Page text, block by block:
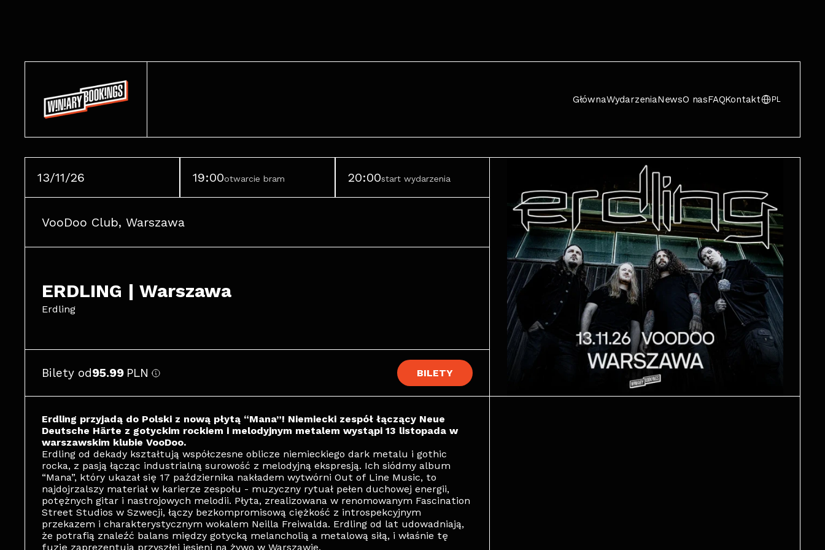
GłównaWydarzeniaNewsO nasFAQKontakt PL
13/11/26 19:00otwarcie bram 20:00start wydarzenia
VooDoo Club, Warszawa
ERDLING | Warszawa
Erdling
Bilety od95.99 PLN BILETY
Erdling przyjadą do Polski z nową płytą “Mana”! Niemiecki zespół łączący Neue
Deutsche Härte z gotyckim rockiem i melodyjnym metalem wystąpi 13 listopada w
warszawskim klubie VooDoo.
Erdling od dekady kształtują współczesne oblicze niemieckiego dark metalu i gothic
rocka, z pasją łącząc industrialną surowość z melodyjną ekspresją. Ich siódmy album
“Mana”, który ukazał się 17 października nakładem wytwórni Out of Line Music, to
najdojrzalszy materiał w karierze zespołu - muzyczny rytuał pełen duchowej energii,
potężnych gitar i nastrojowych melodii. Płyta, zrealizowana w renomowanym Fascination
Street Studios w Szwecji, łączy bezkompromisową ciężkość z introspekcyjnym
przekazem i charakterystycznym wokalem Neilla Freiwalda. Erdling od lat udowadniają,
że potrafią znaleźć balans między gotycką melancholią a metalową siłą, i właśnie tę
fuzję zaprezentują przyszłej jesieni na żywo w Warszawie.